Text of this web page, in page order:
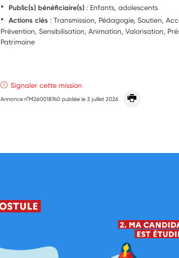
Public(s) bénéficiaire(s) : Enfants, adolescents
Actions clés : Transmission, Pédagogie, Soutien,
Prévention, Sensibilisation, Animation, Valorisation,
Patrimoine
Signaler cette mission
Annonce n°M260018740 publiée le3 juillet 2026